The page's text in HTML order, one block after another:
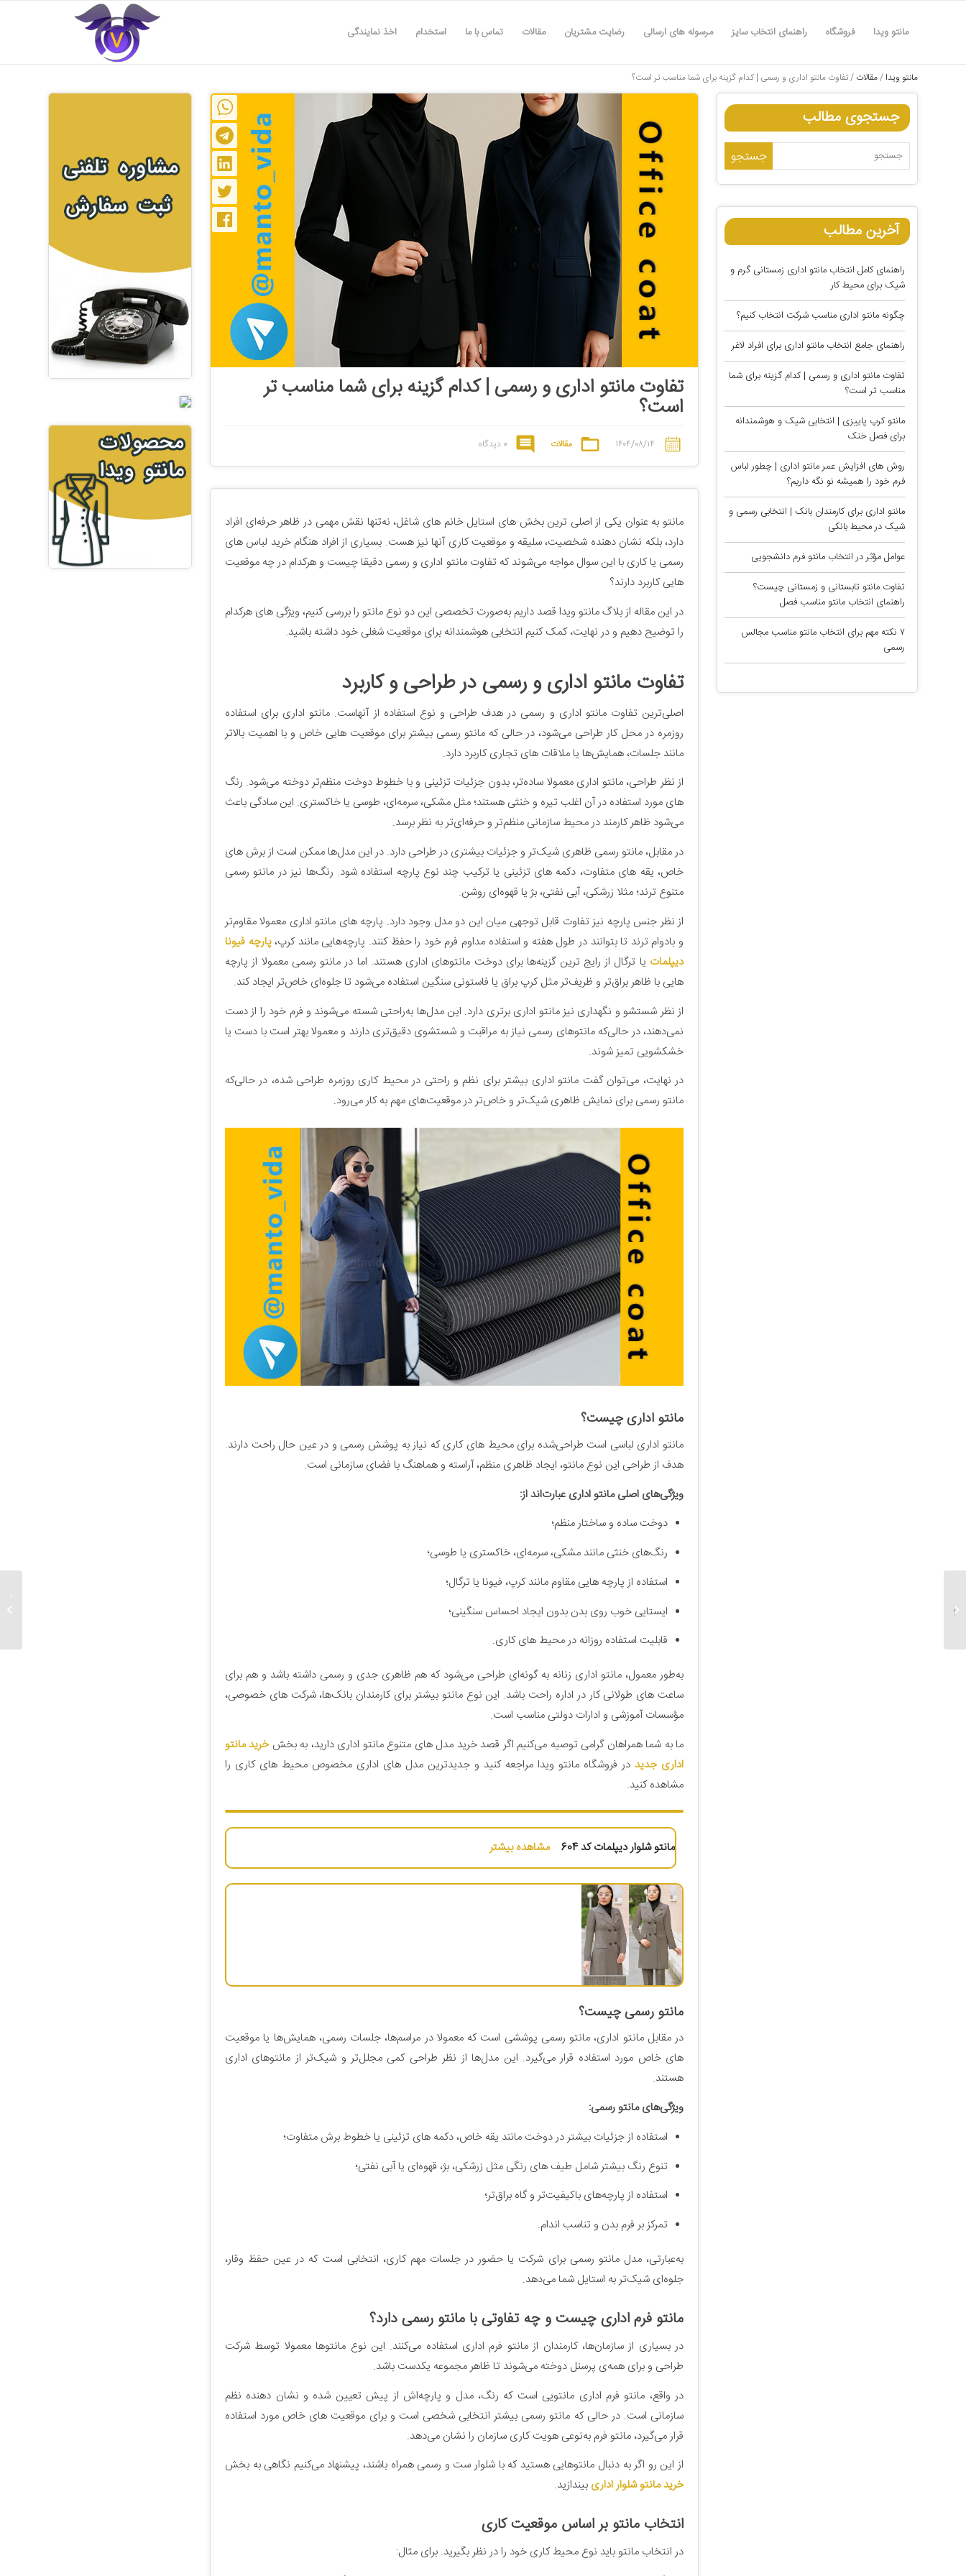
مانتو ویدا فروشگاه راهنمای انتخاب سایز مرسوله های ارسالی رضایت مشتریان مقالات تماس با ما استخدام اخذ نمایندگی
مانتو ویدا /مقالات /تفاوت مانتو اداری و رسمی | کدام گزینه برای شما مناسب تر است؟
جستجوی مطالب
آخرین مطالب
راهنمای کامل انتخاب مانتو اداری زمستانی گرم و
شیک برای محیط کار
چگونه مانتو اداری مناسب شرکت انتخاب کنیم؟
راهنمای جامع انتخاب مانتو اداری برای افراد لاغر
تفاوت مانتو اداری و رسمی | کدام گزینه برای شما
مناسب تر است؟
مانتو کرپ پاییزی | انتخابی شیک و هوشمندانه
برای فصل خنک
روش های افزایش عمر مانتو اداری | چطور لباس
فرم خود را همیشه نو نگه داریم؟
مانتو اداری برای کارمندان بانک | انتخابی رسمی و
شیک در محیط بانکی
عوامل مؤثر در انتخاب مانتو فرم دانشجویی
تفاوت مانتو تابستانی و زمستانی چیست؟
راهنمای انتخاب مانتو مناسب فصل
۷ نکته مهم برای انتخاب مانتو مناسب مجالس
رسمی
تفاوت مانتو اداری و رسمی | کدام گزینه برای شما مناسب تر
است؟
۱۴۰۴/۰۸/۱۴ مقالات 0 دیدگاه
مانتو به عنوان یکی از اصلی ترین بخش های استایل خانم های شاغل، نه‌تنها نقش مهمی در ظاهر حرفه‌ای افراد
دارد، بلکه نشان دهنده شخصیت، سلیقه و موقعیت کاری آنها نیز هست. بسیاری از افراد هنگام خرید لباس های
رسمی یا کاری با این سوال مواجه می‌شوند که تفاوت مانتو اداری و رسمی دقیقا چیست و هرکدام در چه موقعیت
هایی کاربرد دارند؟
در این مقاله از بلاگ مانتو ویدا قصد داریم به‌صورت تخصصی این دو نوع مانتو را بررسی کنیم، ویژگی های هرکدام
را توضیح دهیم و در نهایت، کمک کنیم انتخابی هوشمندانه برای موقعیت شغلی خود داشته باشید.
تفاوت مانتو اداری و رسمی در طراحی و کاربرد
اصلی‌ترین تفاوت مانتو اداری و رسمی در هدف طراحی و نوع استفاده از آنهاست. مانتو اداری برای استفاده
روزمره در محل کار طراحی می‌شود، در حالی که مانتو رسمی بیشتر برای موقعیت هایی خاص و با اهمیت بالاتر
مانند جلسات، همایش‌ها یا ملاقات های تجاری کاربرد دارد.
از نظر طراحی، مانتو اداری معمولا ساده‌تر، بدون جزئیات تزئینی و با خطوط دوخت منظم‌تر دوخته می‌شود. رنگ
های مورد استفاده در آن اغلب تیره و خنثی هستند؛ مثل مشکی، سرمه‌ای، طوسی یا خاکستری. این سادگی باعث
می‌شود ظاهر کارمند در محیط سازمانی منظم‌تر و حرفه‌ای‌تر به نظر برسد.
در مقابل، مانتو رسمی ظاهری شیک‌تر و جزئیات بیشتری در طراحی دارد. در این مدل‌ها ممکن است از برش های
خاص، یقه های متفاوت، دکمه های تزئینی یا ترکیب چند نوع پارچه استفاده شود. رنگ‌ها نیز در مانتو رسمی
متنوع ترند؛ مثلا زرشکی، آبی نفتی، بژ یا قهوه‌ای روشن.
از نظر جنس پارچه نیز تفاوت قابل توجهی میان این دو مدل وجود دارد. پارچه های مانتو اداری معمولا مقاوم‌تر
و بادوام ترند تا بتوانند در طول هفته و استفاده مداوم فرم خود را حفظ کنند. پارچه‌هایی مانند کرپ،پارچه فیونا
دیپلمات یا ترگال از رایج ترین گزینه‌ها برای دوخت مانتوهای اداری هستند. اما در مانتو رسمی معمولا از پارچه
هایی با ظاهر براق‌تر و ظریف‌تر مثل کرپ براق یا فاستونی سنگین استفاده می‌شود تا جلوه‌ای خاص‌تر ایجاد کند.
از نظر شستشو و نگهداری نیز مانتو اداری برتری دارد. این مدل‌ها به‌راحتی شسته می‌شوند و فرم خود را از دست
نمی‌دهند، در حالی‌که مانتوهای رسمی نیاز به مراقبت و شستشوی دقیق‌تری دارند و معمولا بهتر است با دست یا
خشکشویی تمیز شوند.
در نهایت، می‌توان گفت مانتو اداری بیشتر برای نظم و راحتی در محیط کاری روزمره طراحی شده، در حالی‌که
مانتو رسمی برای نمایش ظاهری شیک‌تر و خاص‌تر در موقعیت‌های مهم به کار می‌رود.
مانتو اداری چیست؟
مانتو اداری لباسی است طراحی‌شده برای محیط های کاری که نیاز به پوشش رسمی و در عین حال راحت دارند.
هدف از طراحی این نوع مانتو، ایجاد ظاهری منظم، آراسته و هماهنگ با فضای سازمانی است.
ویژگی‌های اصلی مانتو اداری عبارت‌اند از:
دوخت ساده و ساختار منظم؛
رنگ‌های خنثی مانند مشکی، سرمه‌ای، خاکستری یا طوسی؛
استفاده از پارچه هایی مقاوم مانند کرپ، فیونا یا ترگال؛
ایستایی خوب روی بدن بدون ایجاد احساس سنگینی؛
قابلیت استفاده روزانه در محیط های کاری.
به‌طور معمول، مانتو اداری زنانه به گونه‌ای طراحی می‌شود که هم ظاهری جدی و رسمی داشته باشد و هم برای
ساعت های طولانی کار در اداره راحت باشد. این نوع مانتو بیشتر برای کارمندان بانک‌ها، شرکت های خصوصی،
مؤسسات آموزشی و ادارات دولتی مناسب است.
ما به شما همراهان گرامی توصیه می‌کنیم اگر قصد خرید مدل های متنوع مانتو اداری دارید، به بخشخرید مانتو
اداری جدید در فروشگاه مانتو ویدا مراجعه کنید و جدیدترین مدل های اداری مخصوص محیط های کاری را
مشاهده کنید.
مانتو شلوار دیپلمات کد 604 مشاهده بیشتر
مانتو رسمی چیست؟
در مقابل مانتو اداری، مانتو رسمی پوششی است که معمولا در مراسم‌ها، جلسات رسمی، همایش‌ها یا موقعیت
های خاص مورد استفاده قرار می‌گیرد. این مدل‌ها از نظر طراحی کمی مجلل‌تر و شیک‌تر از مانتوهای اداری
هستند.
ویژگی‌های مانتو رسمی:
استفاده از جزئیات بیشتر در دوخت مانند یقه خاص، دکمه های تزئینی یا خطوط برش متفاوت؛
تنوع رنگ بیشتر شامل طیف های رنگی مثل زرشکی، بژ، قهوه‌ای یا آبی نفتی؛
استفاده از پارچه‌های باکیفیت‌تر و گاه براق‌تر؛
تمرکز بر فرم بدن و تناسب اندام.
به‌عبارتی، مدل مانتو رسمی برای شرکت یا حضور در جلسات مهم کاری، انتخابی است که در عین حفظ وقار،
جلوه‌ای شیک‌تر به استایل شما می‌دهد.
مانتو فرم اداری چیست و چه تفاوتی با مانتو رسمی دارد؟
در بسیاری از سازمان‌ها، کارمندان از مانتو فرم اداری استفاده می‌کنند. این نوع مانتوها معمولا توسط شرکت
طراحی و برای همه‌ی پرسنل دوخته می‌شوند تا ظاهر مجموعه یکدست باشد.
در واقع، مانتو فرم اداری مانتویی است که رنگ، مدل و پارچه‌اش از پیش تعیین شده و نشان دهنده نظم
سازمانی است. در حالی که مانتو رسمی بیشتر انتخابی شخصی است و برای موقعیت های خاص مورد استفاده
قرار می‌گیرد، مانتو فرم به‌نوعی هویت کاری سازمان را نشان می‌دهد.
از این رو اگر به دنبال مانتوهایی هستید که با شلوار ست و رسمی همراه باشند، پیشنهاد می‌کنیم نگاهی به بخش
خرید مانتو شلوار اداری بیندازید.
انتخاب مانتو بر اساس موقعیت کاری
در انتخاب مانتو باید نوع محیط کاری خود را در نظر بگیرید. برای مثال:
شیک